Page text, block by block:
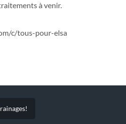
à venir.
c/tous-pour-elsa